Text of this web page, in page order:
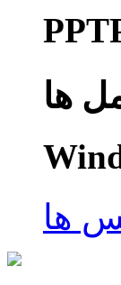
ها
ها